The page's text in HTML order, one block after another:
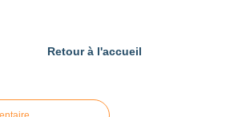
Retour à l'accueil